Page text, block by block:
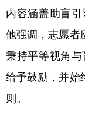
内容涵盖助盲引
他强调，志愿者
秉持平等视角
给予鼓励，并始
则。